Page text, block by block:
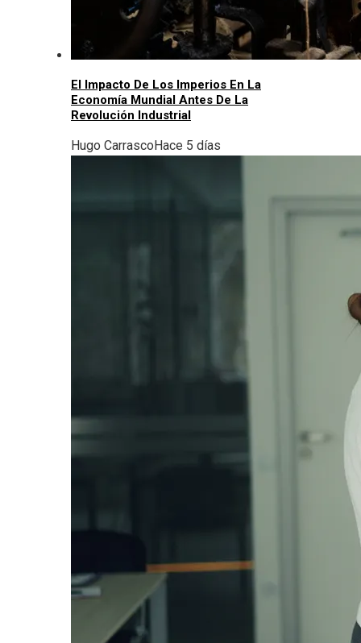
El Impacto De Los Imperios En La
Economía Mundial Antes De La
Revolución Industrial
Hugo Carrasco Hace 5 días